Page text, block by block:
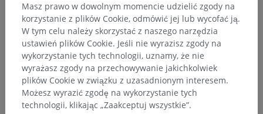
Zauważyłeś błąd?
Zachęcamy do przesyłania sugestii poprawek,
tłumaczeń lub innych treści, które przełożą się na
lepszą jakość materiałów.
Zgłoś problem
Masz prawo w dowolnym momencie udzielić zgody na
korzystanie z plików Cookie, odmówić jej lub wycofać ją.
W tym celu należy skorzystać z naszego narzędzia
ustawień plików Cookie. Jeśli nie wyrazisz zgody na
wykorzystanie tych technologii, uznamy, że nie
wyrażasz zgody na przechowywanie jakichkolwiek
plików Cookie w związku z uzasadnionym interesem.
Możesz wyrazić zgodę na wykorzystanie tych
technologii, klikając „Zaakceptuj wszystkie”.